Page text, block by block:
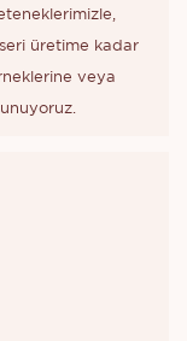
üretime kadar
veya